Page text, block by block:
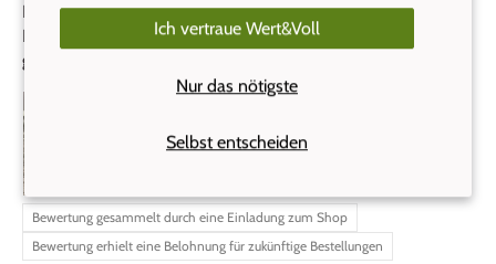
Selbst entscheiden
Ich vertraue Wert&Voll
Nur das nötigste
Einfaches Herausnehmen und wieder einsetzen vom Sieb👍
Bin auch begeistert wie der Wasserkocher zum Eingiessen
gut in der Hand liegt.
Bewertung gesammelt durch eine Einladung zum Shop
Bewertung erhielt eine Belohnung für zukünftige Bestellungen